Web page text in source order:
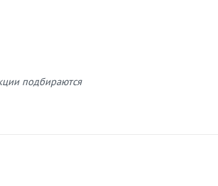
подбираются